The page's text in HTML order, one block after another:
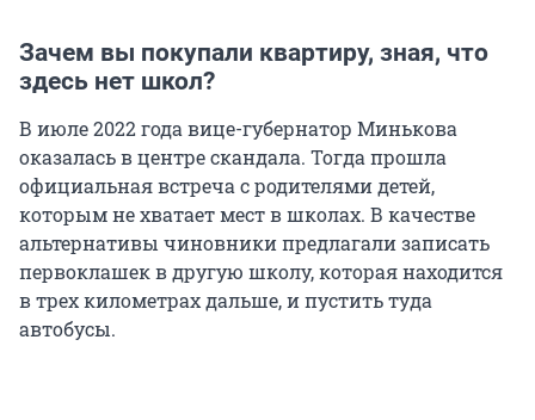
Зачем вы покупали квартиру, зная, что
здесь нет школ?
В июле2022 года вице-губернатор Минькова
оказалась в центре скандала. Тогда прошла
официальная встреча с родителями детей,
которым не хватает мест в школах. В качестве
альтернативы чиновники предлагали записать
первоклашек в другую школу, которая находится
в трех километрах дальше, и пустить туда
автобусы.